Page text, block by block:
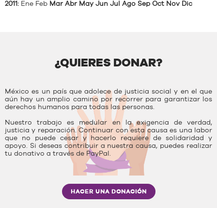
2011: Ene Feb Mar Abr May Jun Jul Ago Sep Oct Nov Dic
¿QUIERES DONAR?
México es un país que adolece de justicia social y en el que
aún hay un amplio camino por recorrer para garantizar los
derechos humanos para todas las personas.
Nuestro trabajo es medular en la exigencia de verdad,
justicia y reparación. Continuar con esta causa es una labor
que no puede cesar y hacerlo requiere de solidaridad y
apoyo. Si deseas contribuir a nuestra causa, puedes realizar
tu donativo a través de PayPal.
HACER UNA DONACIÓN